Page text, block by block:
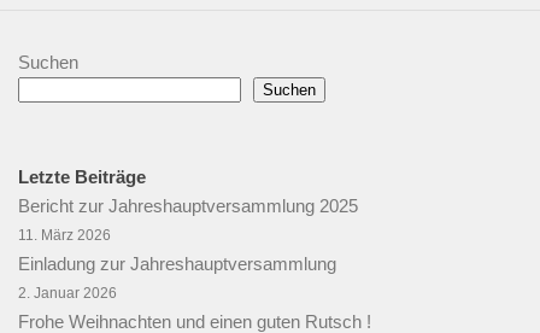
Suchen
Suchen
Letzte Beiträge
Bericht zur Jahreshauptversammlung 2025
11. März 2026
Einladung zur Jahreshauptversammlung
2. Januar 2026
Frohe Weihnachten und einen guten Rutsch !